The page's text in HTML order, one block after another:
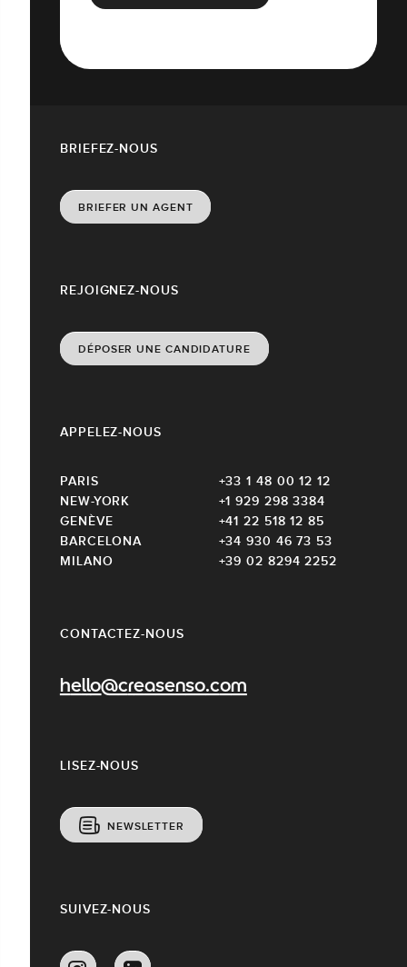
CONTACTEZ-NOUS
hello@creasenso.com
REJOIGNEZ-NOUS
DÉPOSER UNE CANDIDATURE
LISEZ-NOUS
NEWSLETTER
APPELEZ-NOUS
PARIS
+33 1 48 00 12 12
NEW-YORK
+1 929 298 3384
GENÈVE
+41 22 518 12 85
BARCELONA
+34 930 46 73 53
MILANO
+39 02 8294 2252
BRIEFEZ-NOUS
BRIEFER UN AGENT
SUIVEZ-NOUS